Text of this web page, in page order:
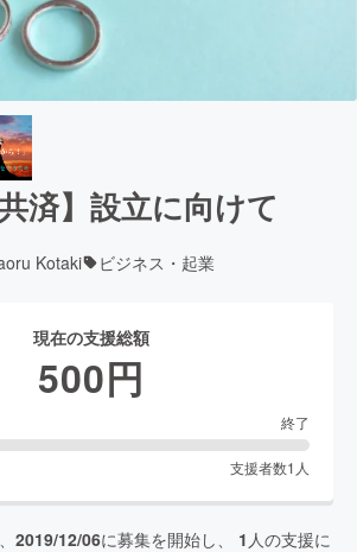
共済】設立に向けて
Kotaki ビジネス・起業
現在の支援総額
500円
終了
支援者数1 人
2019/12/06に募集を開始し、 1 人の支援に